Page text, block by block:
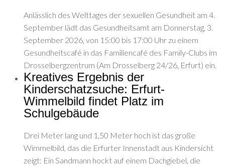
Anlässlich des Welttages der sexuellen Gesundheit am 4.
September lädt das Gesundheitsamt am Donnerstag, 3.
September 2026, von 15:00 bis 17:00 Uhr zu einem
Gesundheitscafé in das Familiencafé des Family-Clubs im
Drosselbergzentrum (Am Drosselberg 24/26, Erfurt) ein.
Kreatives Ergebnis der
Kinderschatzsuche: Erfurt-
Wimmelbild findet Platz im
Schulgebäude
Drei Meter lang und 1,50 Meter hoch ist das große
Wimmelbild, das die Erfurter Innenstadt aus Kindersicht
zeigt: Ein Sandmann hockt auf einem Dachgiebel, die